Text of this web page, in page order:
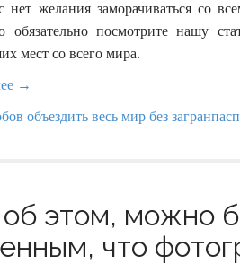
нет желания заморачиваться со
обязательно посмотрите нашу
мест со всего мира.
→
об этом, можно
что